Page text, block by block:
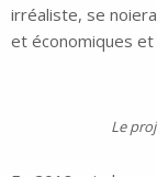
irréaliste, se
et économiques
Le